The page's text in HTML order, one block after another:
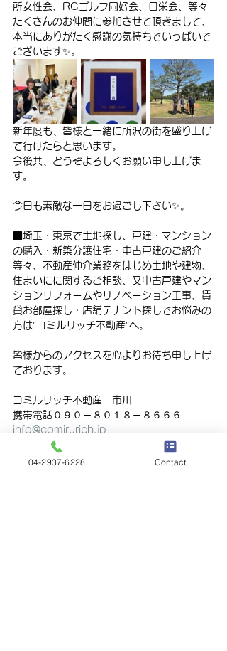
所女性会、RCゴルフ同好会、日栄会、等々
たくさんのお仲間に参加させて頂きまして、
本当にありがたく感謝の気持ちでいっぱいで
ございます✨。
新年度も、皆様と一緒に所沢の街を盛り上げ
て行けたらと思います。
今後共、どうぞよろしくお願い申し上げま
す。
今日も素敵な一日をお過ごし下さい✨。
■埼玉・東京で土地探し、戸建・マンション
の購入・新築分譲住宅・中古戸建のご紹介
等々、不動産仲介業務をはじめ土地や建物、
住まいにに関するご相談、又中古戸建やマン
ションリフォームやリノベーション工事、賃
貸お部屋探し・店舗テナント探しでお悩みの
方は”コミルリッチ不動産”へ。
皆様からのアクセスを心よりお待ち申し上げ
ております。
コミルリッチ不動産　市川
携帯電話０９０－８０１８－８６６６
info@comirurich.jp
04-2937-6228 Contact